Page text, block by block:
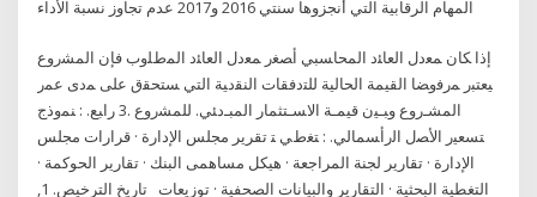
المهام الرقابية التي أنجزوها سنتي 2016 و2017 عدم تجاوز نسبة الأداء
ﺇﺫﺍ ﻜﺎﻥ ﻤﻌﺩل ﺍﻟﻌﺎﺌﺩ ﺍﻟﻤﺤﺎﺴﺒﻲ ﺃﺼﻐﺭ ﻤﻌﺩل ﺍﻟﻌﺎﺌﺩ ﺍﻟﻤﻁﻠﻭﺏ ﻓﺈﻥ ﺍﻟﻤﺸﺭﻭﻉ
ﻴﻌﺘﺒﺭ ﻤﺭﻓﻭﻀﺎ ﺍﻟﻘﻴﻤﺔ ﺍﻟﺤﺎﻟﻴﺔ ﻟﻠﺘﺩﻓﻘﺎﺕ ﺍﻟﻨﻘﺩﻴﺔ ﺍﻟﺘﻲ ﺴﺘﺤﻘﻕ ﻋﻠﻰ ﻤﺩﻯ ﻋﻤﺭ
ﺍﻟﻤﺸـﺭﻭﻉ ﻭﺒـﻴﻥ ﻗﻴﻤـﺔ ﺍﻻﺴـﺘﺜﻤﺎﺭ ﺍﻟﻤﺒـﺩﺌﻲ. ﻟﻠﻤﺸﺭﻭﻉ .3 ﺭﺍﺒﻊ. : ﻨﻤﻭﺫﺝ
ﺘﺴﻌﻴﺭ ﺍﻷﺼل ﺍﻟﺭﺃﺴﻤﺎﻟﻲ. : ﺘﻐﻁﻲ ﺘ ​​​تقرير مجلس الإدارة · قرارات مجلس
الإدارة · تقارير لجنة المراجعة · هيكل مساهمى البنك · تقارير الحوكمة ·
التغطية البحثية · التقارير والبيانات الصحفية · توزيعات تاريخ الترخيص. 1,